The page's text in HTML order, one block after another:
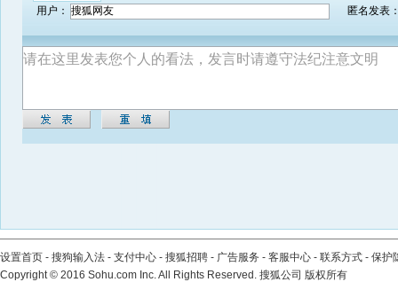
用户：
匿名发表
设置首页 - 搜狗输入法 - 支付中心 - 搜狐招聘 - 广告服务 - 客服中心 - 联系方式 - 保护
Copyright© 2016 Sohu.com Inc. All Rights Reserved. 搜狐公司 版权所有